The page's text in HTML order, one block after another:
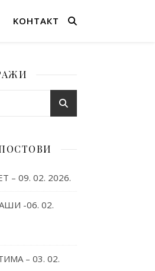
KОНТАКТ
– 09. 02. 2026.
-06. 02.
– 03. 02.